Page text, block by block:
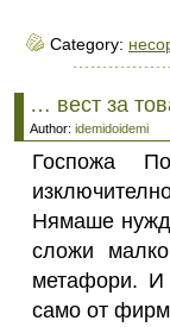
Category:
… вест за
Author: idemidoidemi
Госпожа
Нямаше
сложи
метафори. И
само от